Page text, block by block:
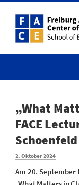
Inhalt
springen
„What
FACE
Schoenfeld
Veröffentlicht
2. Oktober 2024
Am 20. September